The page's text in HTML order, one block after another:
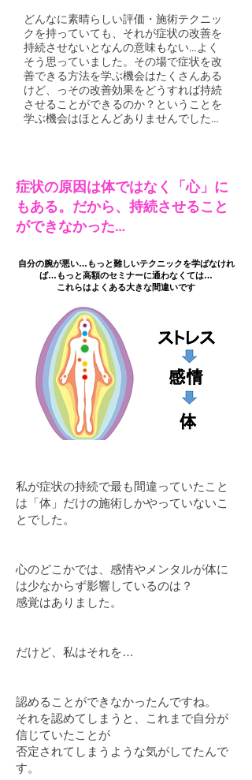
​どんなに素晴らしい評価・施術テクニッ
クを持っていても、それが症状の改善を
持続させないとなんの意味もない…よく
そう思っていました。その場で症状を改
善できる方法を学ぶ機会はたくさんある
けど、っその改善効果をどうすれば持続
させることができるのか？ということを
学ぶ機会はほとんどありませんでした…
症状の原因は体ではなく「心」に
もある。だから、持続させること
ができなかった…
自分の腕が悪い…もっと難しいテクニックを学ばなけれ
ば…もっと高額のセミナーに通わなくては…
これらはよくある大きな間違いです
私が症状の持続で最も間違っていたこと
は「体」だけの施術しかやっていないこ
とでした。
心のどこかでは、感情やメンタルが体に
は少なからず影響しているのは？
感覚はありました。
だけど、私はそれを…
認めることができなかったんですね。
それを認めてしまうと、これまで自分が
信じていたことが
否定されてしまうような気がしてたんで
す。